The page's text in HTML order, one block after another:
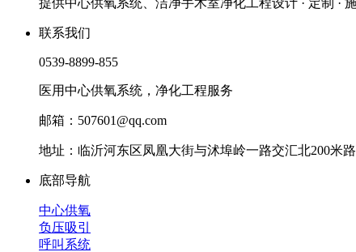
联系我们
0539-8899-855
医用中心供氧系统，净化工程服务
邮箱：507601@qq.com
地址：临沂河东区凤凰大街与沭埠岭一路交汇北200米
底部导航
中心供氧
负压吸引
呼叫系统